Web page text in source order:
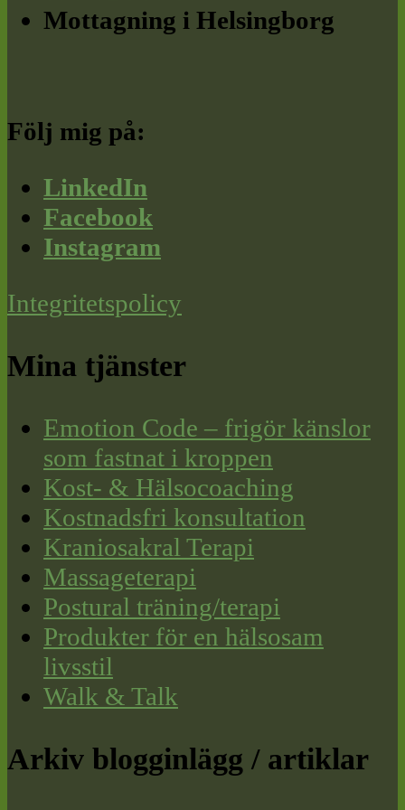
Mottagning i Helsingborg
Följ mig på:
LinkedIn
Facebook
Instagram
Integritetspolicy
Mina tjänster
Emotion Code – frigör känslor
som fastnat i kroppen
Kost- & Hälsocoaching
Kostnadsfri konsultation
Kraniosakral Terapi
Massageterapi
Postural träning/terapi
Produkter för en hälsosam
livsstil
Walk & Talk
Arkiv blogginlägg / artiklar